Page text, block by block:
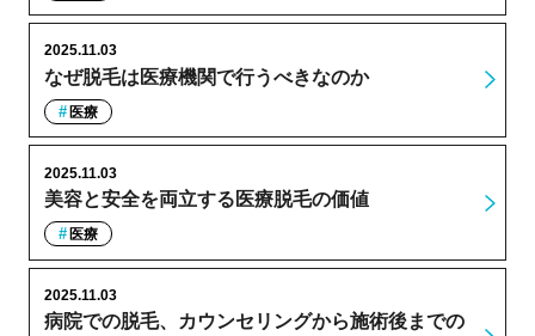
なぜ脱毛は医療機関で行うべきなのか
2025.11.03
医療
美容と安全を両立する医療脱毛の価値
2025.11.03
医療
病院での脱毛、カウンセリングから施術後までの
2025.11.03